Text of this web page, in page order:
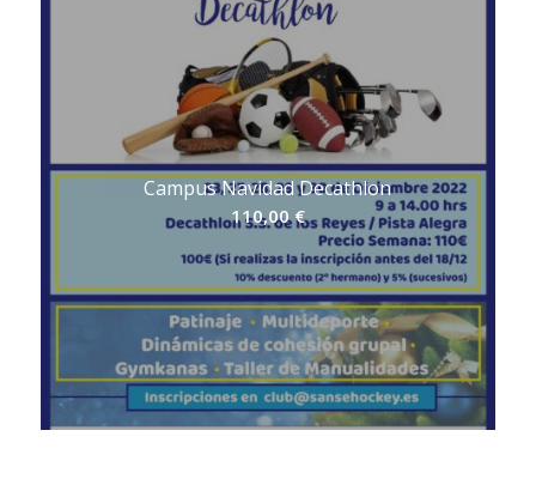
forma
descendente
Campus Navidad Decathlon
110,00€